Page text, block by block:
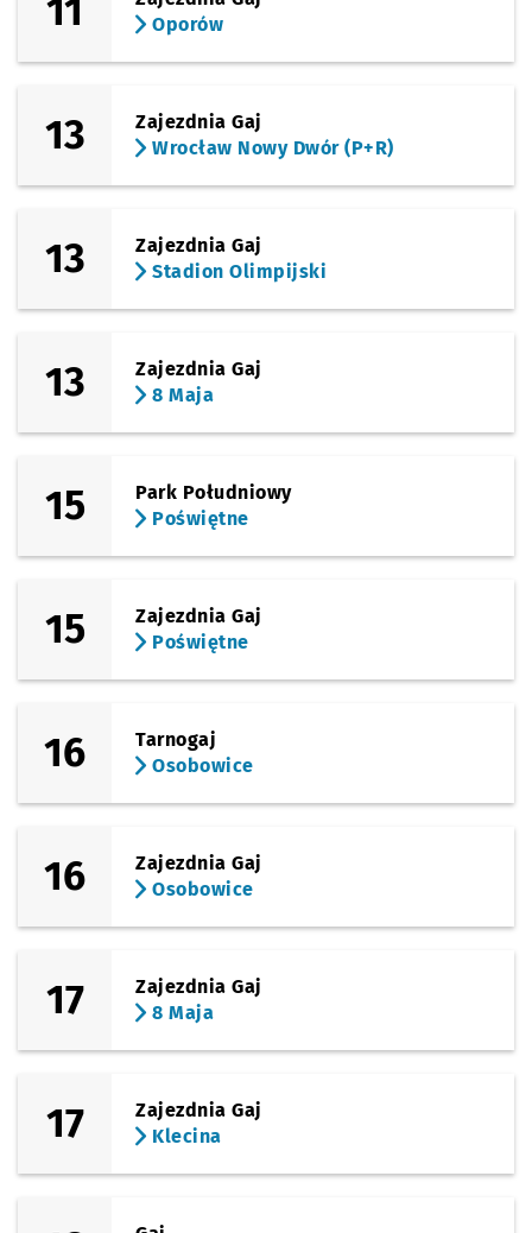
11
Oporów
13
Zajezdnia Gaj
Wrocław Nowy Dwór (P+R)
13
Zajezdnia Gaj
Stadion Olimpijski
13
Zajezdnia Gaj
8 Maja
15
Park Południowy
Poświętne
15
Zajezdnia Gaj
Poświętne
16
Tarnogaj
Osobowice
16
Zajezdnia Gaj
Osobowice
17
Zajezdnia Gaj
8 Maja
17
Zajezdnia Gaj
Klecina